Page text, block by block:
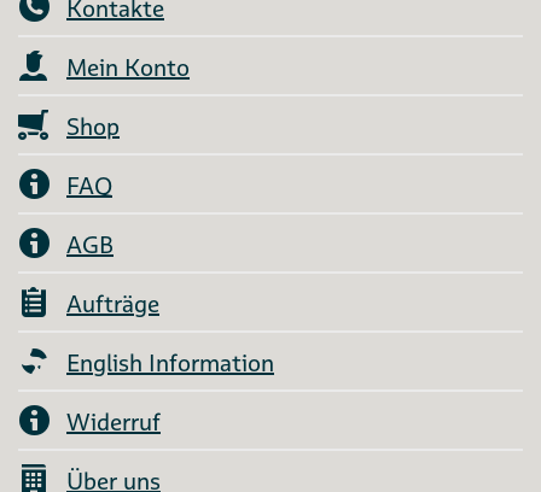
Kontakte
Mein Konto
Shop
FAQ
AGB
Aufträge
English Information
Widerruf
Über uns